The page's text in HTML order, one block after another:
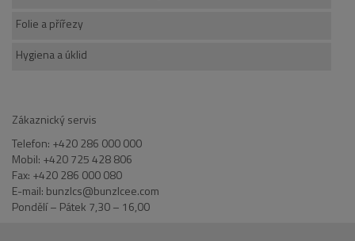
Folie a přířezy
Hygiena a úklid
Zákaznický servis
Telefon: +420 286 000 000
Mobil: +420 725 428 806
Fax: +420 286 000 080
E-mail: bunzlcs@bunzlcee.com
Pondělí – Pátek 7,30 – 16,00